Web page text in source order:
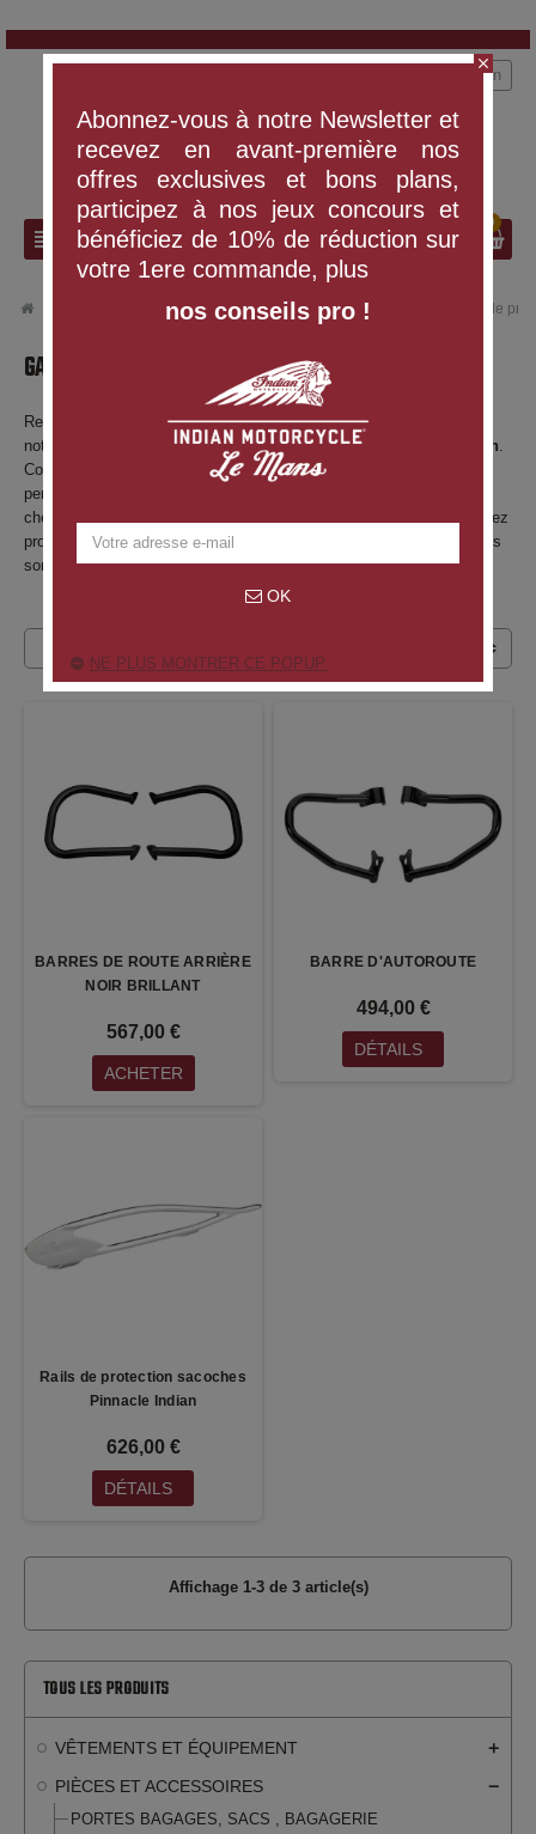
view_headline search
Connexion
0
PIÈCES ET ACCESSOIRES chevron_rightGarde-boue, Pare-chocs & Barres de
TOUS LES PRODUITS
VÊTEMENTS ET ÉQUIPEMENT
PIÈCES ET ACCESSOIRES
PORTES BAGAGES, SACS , BAGAGERIE
GARDE-BOUE, PARE-CHOCS & BARRES DE PROTECTION
Renforcez le style et la protection de votre Indian Motorcycle avec
notre sélection de
garde-boue ,pare-chocs etbarres de protection.
Conçus pour allier esthétique et fonctionnalité, ces éléments
personnalisés s’adaptent parfaitement à chaque modèle. Que vous
cherchiez un look vintage, touring ou agressif, ou que vous souhaitiez
protéger votre moto et vos sacoches, nos pièces robustes et stylées
sont pensées pour durer et rouler loin.
BARRES DE ROUTE ARRIÈRE
NOIR BRILLANT
567,00 €
ACHETER
BARRE D'AUTOROUTE
494,00 €
DÉTAILS
Rails de protection sacoches
Pinnacle Indian
626,00 €
DÉTAILS
Affichage 1-3 de 3 article(s)
close
Abonnez-vous à notre Newsletter et
recevez en avant-première nos
offres exclusives et bons plans,
participez à nos jeux concours et
bénéficiez de 10% de réduction sur
votre 1ere commande, plus
nos conseils pro !
OK
NE PLUS MONTRER CE POPUP.